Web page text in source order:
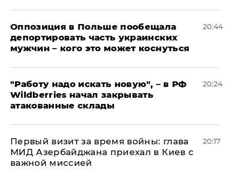
Оппозиция в Польше пообещала
депортировать часть украинских
мужчин – кого это может коснуться
20:44
"Работу надо искать новую", – в РФ
Wildberries начал закрывать
атакованные склады
20:24
Первый визит за время войны: глава
МИД Азербайджана приехал в Киев с
важной миссией
20:17